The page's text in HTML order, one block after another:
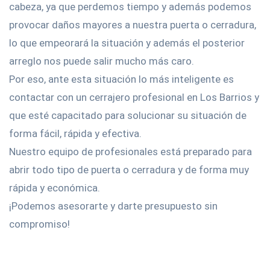
cabeza, ya que perdemos tiempo y además podemos
provocar daños mayores a nuestra puerta o cerradura,
lo que empeorará la situación y además el posterior
arreglo nos puede salir mucho más caro.
Por eso, ante esta situación lo más inteligente es
contactar con un cerrajero profesional en Los Barrios y
que esté capacitado para solucionar su situación de
forma fácil, rápida y efectiva.
Nuestro equipo de profesionales está preparado para
abrir todo tipo de puerta o cerradura y de forma muy
rápida y económica.
¡Podemos asesorarte y darte presupuesto sin
compromiso!